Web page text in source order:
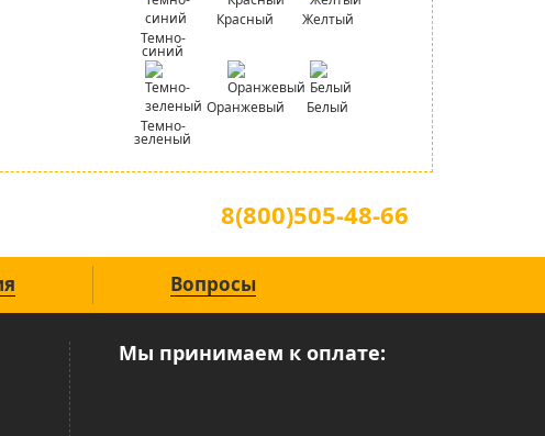
Темно-
синий
Красный Желтый
Темно-
зеленый
Оранжевый Белый
8(800)505-48-66
Вопросы
Мы принимаем к оплате: